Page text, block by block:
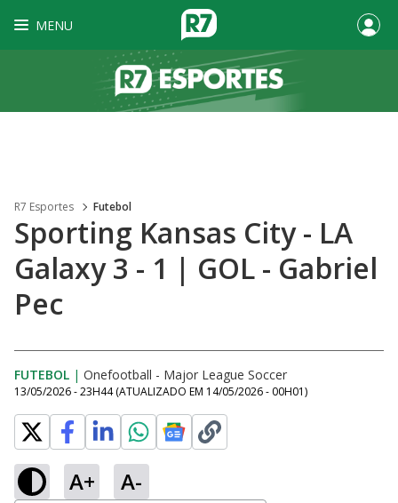
MENU
R7 Esportes Futebol
Sporting Kansas City - LA
Galaxy 3 - 1 | GOL - Gabriel
Pec
FUTEBOL | Onefootball - Major League Soccer
13/05/2026 - 23H44 (ATUALIZADO EM 14/05/2026 - 00H01)
A+ A-